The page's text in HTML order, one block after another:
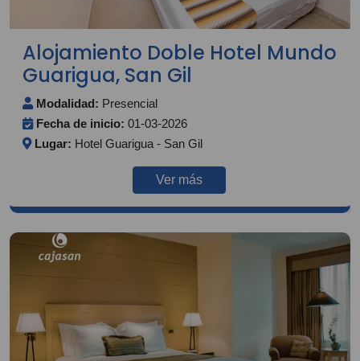
Alojamiento Doble Hotel Mundo
Guarigua, San Gil
Modalidad: Presencial
Fecha de inicio: 01-03-2026
Lugar: Hotel Guarigua - San Gil
Ver más